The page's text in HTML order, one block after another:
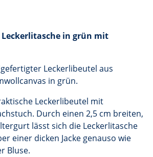
in grün mit
Leckerlibeutel aus
in grün.
Leckerlibeutel mit
Durch einen 2,5 cm breiten,
lässt sich die Leckerlitasche
einer dicken Jacke genauso wie
Bluse.